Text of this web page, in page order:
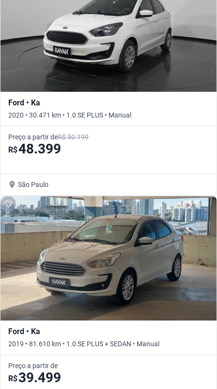
Ford • Ka
2020 • 30.471 km • 1.0 SE PLUS • Manual
Preço a partir deR$ 50.199
R$48.399
São Paulo
Ford • Ka
2019 • 81.610 km • 1.0 SE PLUS + SEDAN • Manual
Preço a partir de
R$39.499